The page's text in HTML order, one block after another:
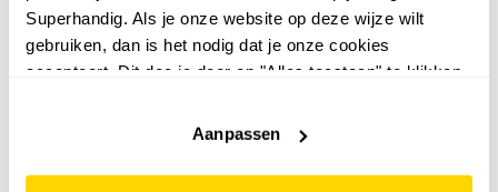
Superhandig. Als je onze website op deze wijze wilt
gebruiken, dan is het nodig dat je onze cookies
accepteert. Dit doe je door op "Alles toestaan" te klikken.
website niet optimaal functioneert.
Aanpassen